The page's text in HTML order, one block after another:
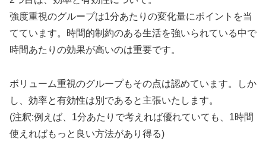
強度重視のグループは1分あたりの変化量にポイントを当
てています。時間的制約のある生活を強いられている中で
時間あたりの効果が高いのは重要です。
ボリューム重視のグループもその点は認めています。しか
し、効率と有効性は別であると主張いたします。
(注釈:例えば、1分あたりで考えれば優れていても、1時間
使えればもっと良い方法があり得る)